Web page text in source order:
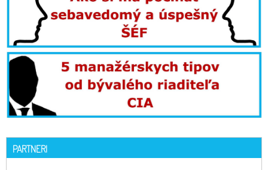
PARTNERI